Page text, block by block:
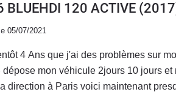
120 ACTIVE
le 05/07/2021
4 Ans que j'ai des problèmes sur
dépose mon véhicule 2jours 10 jours et
direction à Paris voici maintenant